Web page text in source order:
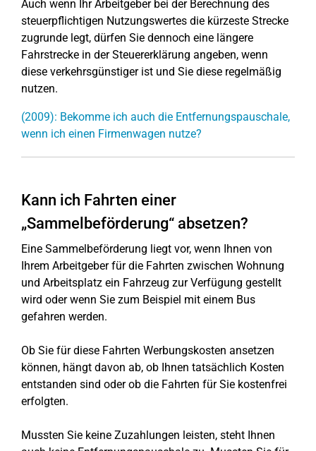
Auch wenn Ihr Arbeitgeber bei der Berechnung des
steuerpflichtigen Nutzungswertes die kürzeste Strecke
zugrunde legt, dürfen Sie dennoch eine längere
Fahrstrecke in der Steuererklärung angeben, wenn
diese verkehrsgünstiger ist und Sie diese regelmäßig
nutzen.
(2009): Bekomme ich auch die Entfernungspauschale,
wenn ich einen Firmenwagen nutze?
Kann ich Fahrten einer
„Sammelbeförderung“ absetzen?
Eine Sammelbeförderung liegt vor, wenn Ihnen von
Ihrem Arbeitgeber für die Fahrten zwischen Wohnung
und Arbeitsplatz ein Fahrzeug zur Verfügung gestellt
wird oder wenn Sie zum Beispiel mit einem Bus
gefahren werden.
Ob Sie für diese Fahrten Werbungskosten ansetzen
können, hängt davon ab, ob Ihnen tatsächlich Kosten
entstanden sind oder ob die Fahrten für Sie kostenfrei
erfolgten.
Mussten Sie keine Zuzahlungen leisten, steht Ihnen